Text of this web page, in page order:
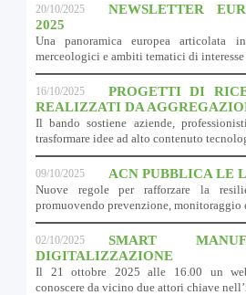
20/10/2025
NEWSLETTER
2025
Una panoramica europea articolata
merceologici e ambiti tematici di interesse
16/10/2025
PROGETTI DI
REALIZZATI DA
Il bando sostiene aziende,
trasformare idee ad alto contenuto
09/10/2025 ACN PUBBLICA LE
Nuove regole per rafforzare la
promuovendo prevenzione, monitoraggio
02/10/2025
SMART
DIGITALIZZAZIONE
Il 21 ottobre 2025 alle 16.00 un
conoscere da vicino due attori chiave